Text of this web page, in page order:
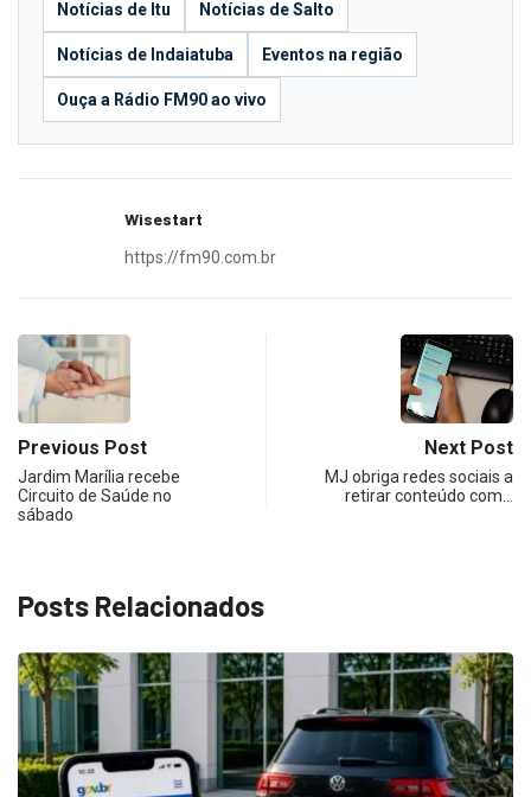
Notícias de Itu Notícias de Salto
Notícias de Indaiatuba Eventos na região
Ouça a Rádio FM90 ao vivo
Wisestart
https://fm90.com.br
Previous Post
Jardim Marília recebe
Circuito de Saúde no
sábado
Next Post
MJ obriga redes sociais a
retirar conteúdo com…
Posts Relacionados